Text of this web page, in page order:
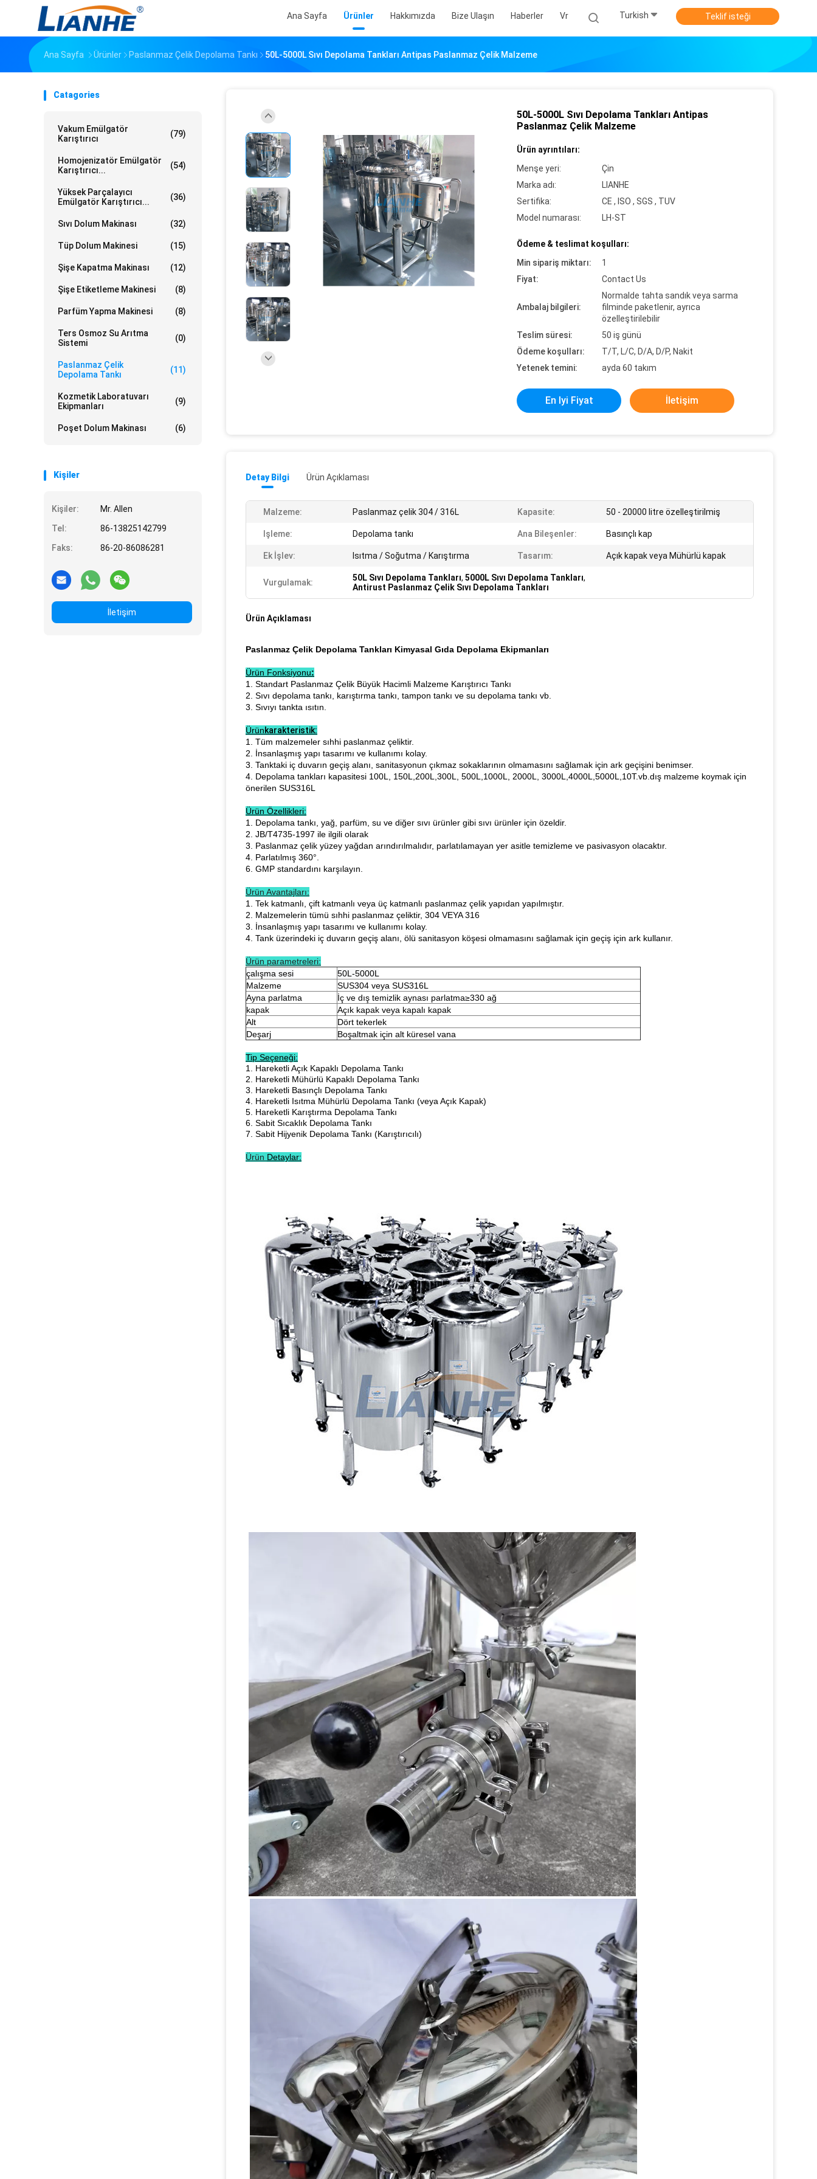
Ana Sayfa Ürünler Hakkımızda Bize Ulaşın Haberler Vr Turkish Teklif isteği
Ana Sayfa Ürünler Paslanmaz Çelik Depolama Tankı 50L-5000L Sıvı Depolama Tankları Antipas Paslanmaz Çelik Malzeme
Catagories
Vakum Emülgatör
Karıştırıcı
(79)
Homojenizatör Emülgatör
Karıştırıcı...
(54)
Yüksek Parçalayıcı
Emülgatör Karıştırıcı...
(36)
Sıvı Dolum Makinası (32)
Tüp Dolum Makinesi (15)
Şişe Kapatma Makinası (12)
Şişe Etiketleme Makinesi (8)
Parfüm Yapma Makinesi (8)
Ters Osmoz Su Arıtma
Sistemi
(0)
Paslanmaz Çelik
Depolama Tankı
(11)
Kozmetik Laboratuvarı
Ekipmanları
(9)
Poşet Dolum Makinası (6)
Kişiler
Kişiler:
Mr. Allen
Tel:
86-13825142799
Faks:
86-20-86086281
İletişim
50L-5000L Sıvı Depolama Tankları Antipas
Paslanmaz Çelik Malzeme
Ürün ayrıntıları:
Menşe yeri:
Çin
Marka adı:
LIANHE
Sertifika:
CE , ISO , SGS , TUV
Model numarası:
LH-ST
Ödeme & teslimat koşulları:
Min sipariş miktarı:
1
Fiyat:
Contact Us
Ambalaj bilgileri:
Normalde tahta sandık veya sarma
filminde paketlenir, ayrıca
özelleştirilebilir
Teslim süresi:
50 iş günü
Ödeme koşulları:
T/T, L/C, D/A, D/P, Nakit
Yetenek temini:
ayda 60 takım
En Iyi Fiyat İletişim
Detay Bilgi Ürün Açıklaması
Malzeme: Paslanmaz çelik 304 / 316L Kapasite: 50 - 20000 litre özelleştirilmiş
Işleme: Depolama tankı Ana Bileşenler: Basınçlı kap
Ek İşlev: Isıtma / Soğutma / Karıştırma Tasarım: Açık kapak veya Mühürlü kapak
Vurgulamak: 50L Sıvı Depolama Tankları, 5000L Sıvı Depolama Tankları,
Antirust Paslanmaz Çelik Sıvı Depolama Tankları
Ürün Açıklaması
Paslanmaz Çelik Depolama Tankları Kimyasal Gıda Depolama Ekipmanları
Ürün Fonksiyonu:
1. Standart Paslanmaz Çelik Büyük Hacimli Malzeme Karıştırıcı Tankı
2. Sıvı depolama tankı, karıştırma tankı, tampon tankı ve su depolama tankı vb.
3. Sıvıyı tankta ısıtın.
Ürünkarakteristik:
1. Tüm malzemeler sıhhi paslanmaz çeliktir.
2. İnsanlaşmış yapı tasarımı ve kullanımı kolay.
3. Tanktaki iç duvarın geçiş alanı, sanitasyonun çıkmaz sokaklarının olmamasını sağlamak için ark geçişini benimser.
4. Depolama tankları kapasitesi 100L, 150L,200L,300L, 500L,1000L, 2000L, 3000L,4000L,5000L,10T.vb.dış malzeme koymak için
önerilen SUS316L
Ürün Özellikleri:
1. Depolama tankı, yağ, parfüm, su ve diğer sıvı ürünler gibi sıvı ürünler için özeldir.
2. JB/T4735-1997 ile ilgili olarak
3. Paslanmaz çelik yüzey yağdan arındırılmalıdır, parlatılamayan yer asitle temizleme ve pasivasyon olacaktır.
4. Parlatılmış 360°.
6. GMP standardını karşılayın.
Ürün Avantajları:
1. Tek katmanlı, çift katmanlı veya üç katmanlı paslanmaz çelik yapıdan yapılmıştır.
2. Malzemelerin tümü sıhhi paslanmaz çeliktir, 304 VEYA 316
3. İnsanlaşmış yapı tasarımı ve kullanımı kolay.
4. Tank üzerindeki iç duvarın geçiş alanı, ölü sanitasyon köşesi olmamasını sağlamak için geçiş için ark kullanır.
Ürün parametreleri:
çalışma sesi
50L-5000L
Malzeme
SUS304 veya SUS316L
Ayna parlatma
İç ve dış temizlik aynası parlatma≥330 ağ
kapak
Açık kapak veya kapalı kapak
Alt
Dört tekerlek
Deşarj
Boşaltmak için alt küresel vana
Tip Seçeneği:
1. Hareketli Açık Kapaklı Depolama Tankı
2. Hareketli Mühürlü Kapaklı Depolama Tankı
3. Hareketli Basınçlı Depolama Tankı
4. Hareketli Isıtma Mühürlü Depolama Tankı (veya Açık Kapak)
5. Hareketli Karıştırma Depolama Tankı
6. Sabit Sıcaklık Depolama Tankı
7. Sabit Hijyenik Depolama Tankı (Karıştırıcılı)
Ürün Detaylar: